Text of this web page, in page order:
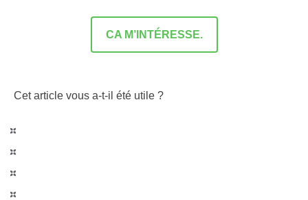
CA M’INTÉRESSE.
Cet article vous a-t-il été utile ?